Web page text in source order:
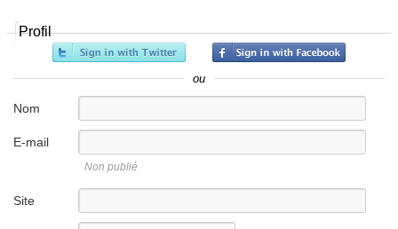
Profil
ou
Nom
E-mail
Non publié
Site